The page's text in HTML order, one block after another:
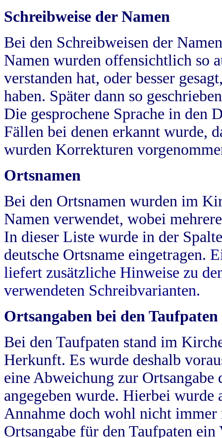
Schreibweise der Namen
Bei den Schreibweisen der
Namen wurden offensichtlich so
verstanden hat, oder besser
haben. Später dann so
Die gesprochene Sprache in
Fällen bei denen erkannt wurde,
wurden Korrekturen
Ortsnamen
Bei den Ortsnamen wurden im
Namen verwendet, wobei
In dieser Liste wurde in der
deutsche Ortsname eingetragen.
liefert zusätzliche Hinweise zu
verwendeten Schreibvarianten.
Ortsangaben bei den Taufpaten
Bei den Taufpaten stand im
Herkunft. Es wurde deshalb
eine Abweichung zur
angegeben wurde. Hierbei wurde
Annahme doch wohl nicht
Ortsangabe für den Taufpaten